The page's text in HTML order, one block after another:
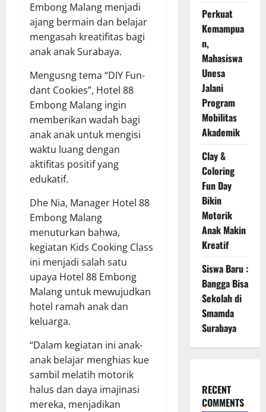
Embong Malang menjadi
ajang bermain dan belajar
mengasah kreatifitas bagi
anak anak Surabaya.
Mengusng tema “DIY Fun-
dant Cookies”, Hotel 88
Embong Malang ingin
memberikan wadah bagi
anak anak untuk mengisi
waktu luang dengan
aktifitas positif yang
edukatif.
Dhe Nia, Manager Hotel 88
Embong Malang
menuturkan bahwa,
kegiatan Kids Cooking Class
ini menjadi salah satu
upaya Hotel 88 Embong
Malang untuk mewujudkan
hotel ramah anak dan
keluarga.
“Dalam kegiatan ini anak-
anak belajar menghias kue
sambil melatih motorik
halus dan daya imajinasi
mereka, menjadikan
Perkuat
Kemampua
n,
Mahasiswa
Unesa
Jalani
Program
Mobilitas
Akademik
Clay &
Coloring
Fun Day
Bikin
Motorik
Anak Makin
Kreatif
Siswa Baru :
Bangga Bisa
Sekolah di
Smamda
Surabaya
RECENT
COMMENTS